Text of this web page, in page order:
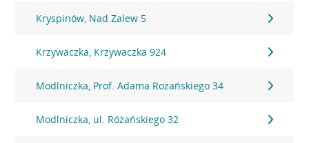
Kryspinów, Nad Zalew 5
Krzywaczka, Krzywaczka 924
Modlniczka, Prof. Adama Rożańskiego 34
Modlniczka, ul. Różańskiego 32